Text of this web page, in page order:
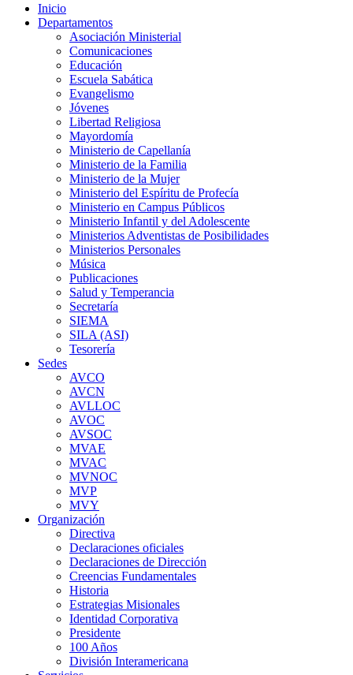
Inicio
Departamentos
Asociación Ministerial
Comunicaciones
Educación
Escuela Sabática
Evangelismo
Jóvenes
Libertad Religiosa
Mayordomía
Ministerio de Capellanía
Ministerio de la Familia
Ministerio de la Mujer
Ministerio del Espíritu de Profecía
Ministerio en Campus Públicos
Ministerio Infantil y del Adolescente
Ministerios Adventistas de Posibilidades
Ministerios Personales
Música
Publicaciones
Salud y Temperancia
Secretaría
SIEMA
SILA (ASI)
Tesorería
Sedes
AVCO
AVCN
AVLLOC
AVOC
AVSOC
MVAE
MVAC
MVNOC
MVP
MVY
Organización
Directiva
Declaraciones oficiales
Declaraciones de Dirección
Creencias Fundamentales
Historia
Estrategias Misionales
Identidad Corporativa
Presidente
100 Años
División Interamericana